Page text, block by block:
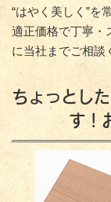
“はやく美しく”を
適正価格で丁寧・
に当社までご相談
ちょっとし
す！